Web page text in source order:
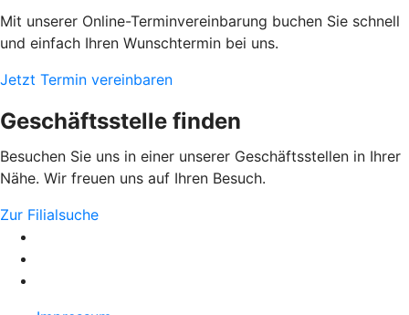
Mit unserer Online-Terminvereinbarung buchen Sie schnell
und einfach Ihren Wunschtermin bei uns.
Jetzt Termin vereinbaren
Geschäftsstelle finden
Besuchen Sie uns in einer unserer Geschäftsstellen in Ihrer
Nähe. Wir freuen uns auf Ihren Besuch.
Zur Filialsuche